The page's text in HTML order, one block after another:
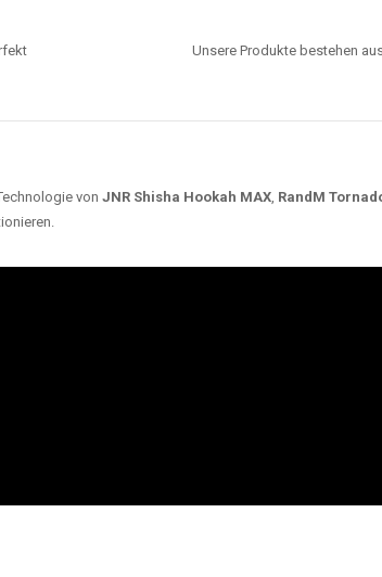
Unsere Produkte bestehen
von JNR Shisha Hookah MAX, RandM